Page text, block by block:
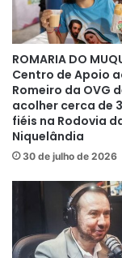
ROMARIA DO
Centro de Apoio
Romeiro da OVG
acolher cerca de
fiéis na Rodovia
Niquelândia
30 de julho de 2026